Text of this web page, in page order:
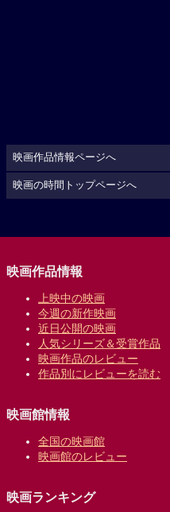
映画作品情報ページへ
映画の時間トップページへ
映画作品情報
上映中の映画
今週の新作映画
近日公開の映画
人気シリーズ＆受賞作品
映画作品のレビュー
作品別にレビューを読む
映画館情報
全国の映画館
映画館のレビュー
映画ランキング